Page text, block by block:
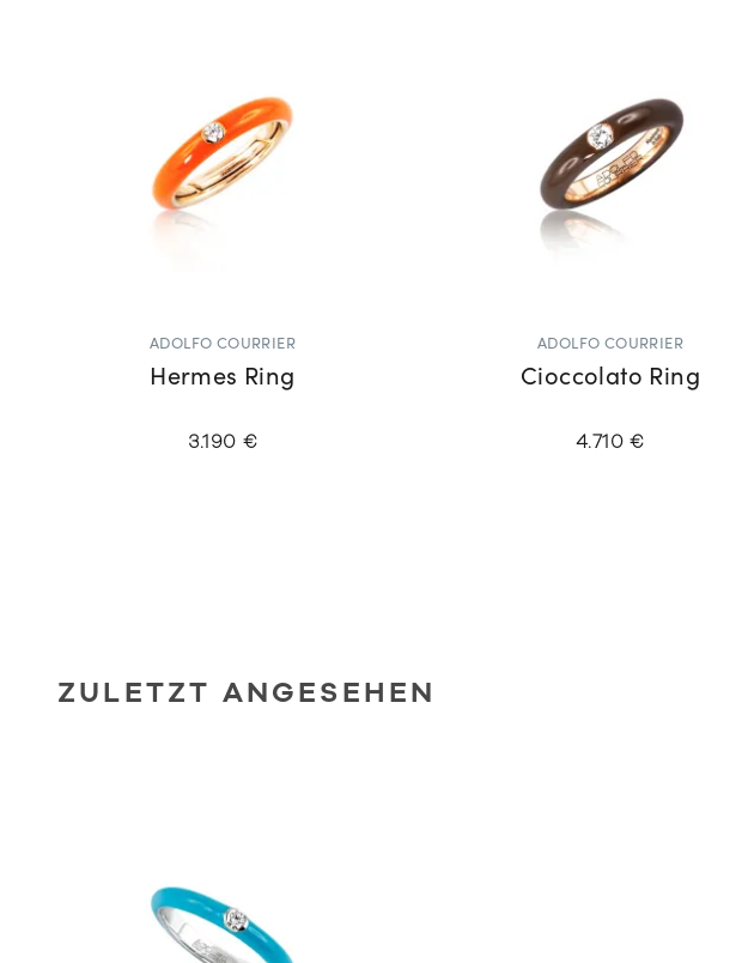
ADOLFO COURRIER
Hermes Ring
3.190 €
ADOLFO COURRIER
Cioccolato Ring
4.710 €
ZULETZT ANGESEHEN